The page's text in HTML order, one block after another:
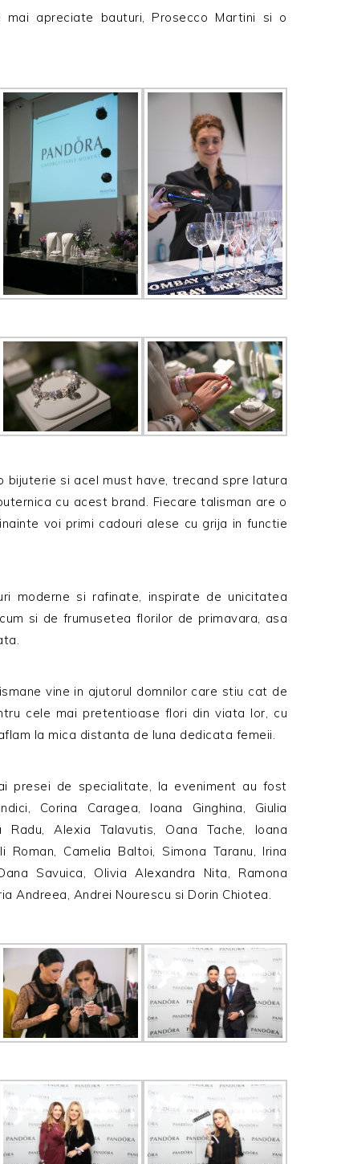
apreciate bauturi, Prosecco Martini si o
bijuterie si acel must have, trecand spre latura
cu acest brand. Fiecare talisman are o
voi primi cadouri alese cu grija in functie
moderne si rafinate, inspirate de unicitatea
si de frumusetea florilor de primavara, asa
vine in ajutorul domnilor care stiu cat de
cele mai pretentioase flori din viata lor, cu
la mica distanta de luna dedicata femeii.
presei de specialitate, la eveniment au fost
Corina Caragea, Ioana Ginghina, Giulia
Radu, Alexia Talavutis, Oana Tache, Ioana
Roman, Camelia Baltoi, Simona Taranu, Irina
Savuica, Olivia Alexandra Nita, Ramona
Andreea, Andrei Nourescu si Dorin Chiotea.